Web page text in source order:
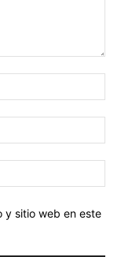
y sitio web en este